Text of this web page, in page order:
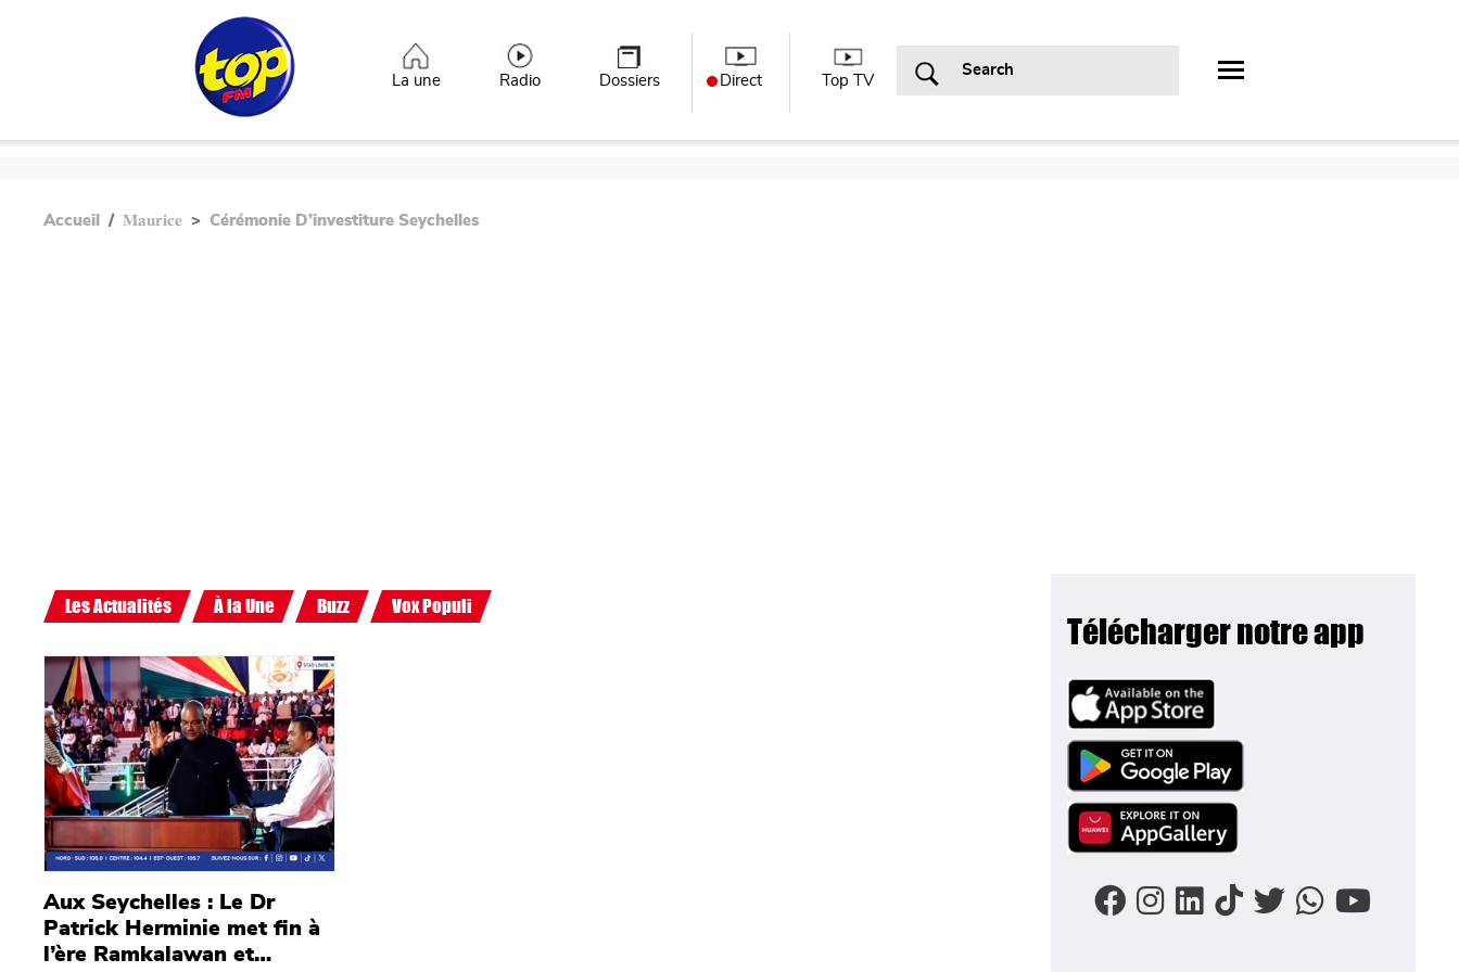
Top header menu
La une Radio Dossiers Direct Top TV
Accueil 𝐌𝐚𝐮𝐫𝐢𝐜𝐞 Cérémonie D’investiture Seychelles
Les Actualités À la Une Buzz Vox Populi
Main picture
Aux Seychelles : Le Dr
Patrick Herminie met fin à
l’ère Ramkalawan et
Télécharger notre app
Image
Image
Image